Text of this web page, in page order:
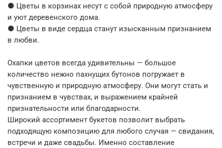
● Цветы в корзинах несут с собой природную атмосферу
и уют деревенского дома.
● Цветы в виде сердца станут изысканным признанием
в любви.
Охапки цветов всегда удивительны — большое
количество нежно пахнущих бутонов погружает в
чувственную и природную атмосферу. Они могут стать и
признанием в чувствах, и выражением крайней
признательности или благодарности.
Широкий ассортимент букетов позволит выбрать
подходящую композицию для любого случая — свидания,
встречи и даже свадьбы. Именно составление